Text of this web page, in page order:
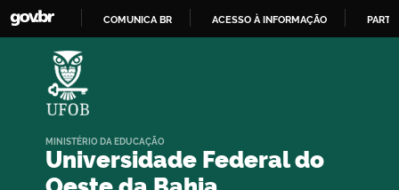
COMUNICA BR ACESSO À INFORMAÇÃO
Universidade Federal do
MINISTÉRIO DA EDUCAÇÃO